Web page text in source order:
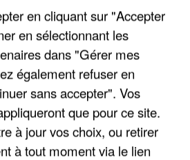
CANICULES, LES REFUGES
SONT...
en cliquant sur "Accepter
en sélectionnant les
dans "Gérer mes
également refuser en
sans accepter". Vos
que pour ce site.
à jour vos choix, ou retirer
à tout moment via le lien